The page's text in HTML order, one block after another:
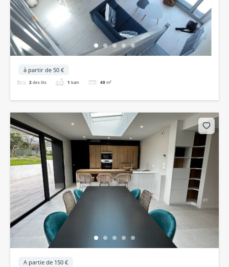
à partir de 50 €
2 des lits 1 bain 40 m²
A partie de 150 €